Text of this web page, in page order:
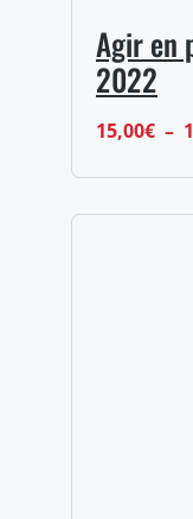
Agir en
2022
15,00€ –